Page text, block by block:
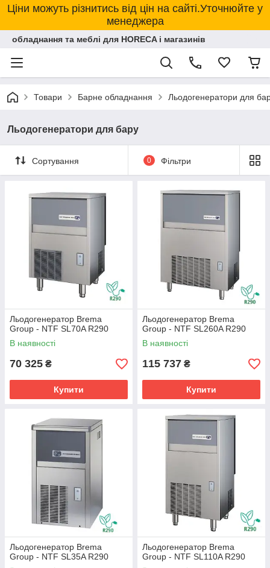
Ціни можуть різнитись від цін на сайті.Уточнюйте у
менеджера
обладнання та меблі для HORECA і магазинів
Товари Барне обладнання Льодогенератори для
Льодогенератори для бару
Сортування 0 Фільтри
Льодогенератор Brema
Group - NTF SL70A R290
В наявності
70 325 ₴
Купити
Льодогенератор Brema
Group - NTF SL260A R290
В наявності
115 737 ₴
Купити
Льодогенератор Brema
Group - NTF SL35A R290
Льодогенератор Brema
Group - NTF SL110A R290